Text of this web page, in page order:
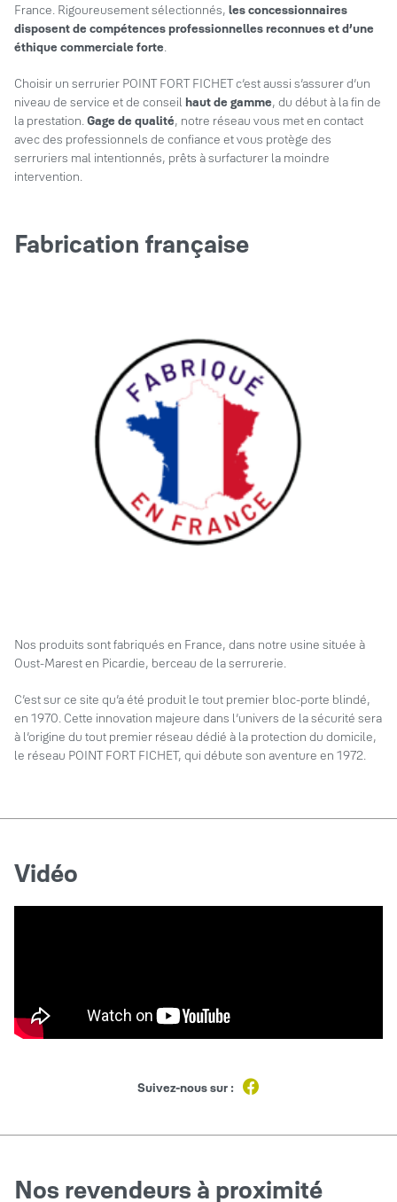
France. Rigoureusement sélectionnés, les concessionnaires
disposent de compétences professionnelles reconnues et d’une
éthique commerciale forte
Choisir un serrurier POINT FORT FICHET c’est aussi s’assurer d’un
niveau de service et de conseil haut de gamme, du début à la fin de
la prestation. Gage de qualité, notre réseau vous met en contact
avec des professionnels de confiance et vous protège des
serruriers mal intentionnés, prêts à surfacturer la moindre
intervention.
Fabrication française
Nos produits sont fabriqués en France, dans notre usine située à
Oust-Marest en Picardie, berceau de la serrurerie.
C’est sur ce site qu’a été produit le tout premier bloc-porte blindé,
en 1970. Cette innovation majeure dans l’univers de la sécurité sera
à l’origine du tout premier réseau dédié à la protection du domicile,
le réseau POINT FORT FICHET, qui débute son aventure en 1972.
Vidéo
Suivez-nous sur :
Nos revendeurs à proximité